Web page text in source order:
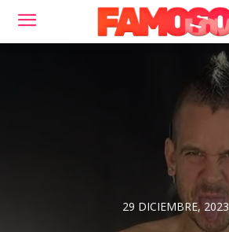
29 DICIEMBRE, 2023